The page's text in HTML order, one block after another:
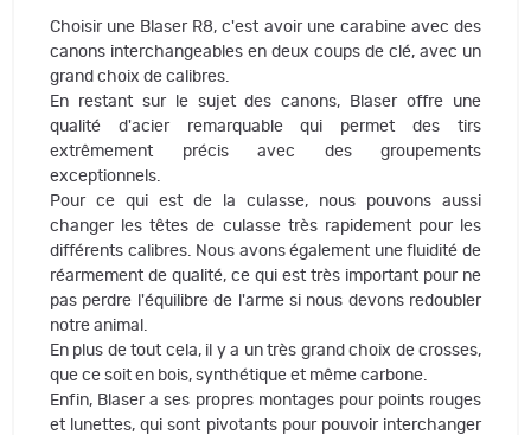
Choisir une Blaser R8, c'est avoir une carabine avec des
canons interchangeables en deux coups de clé, avec un
grand choix de calibres.
En restant sur le sujet des canons, Blaser offre une
qualité d'acier remarquable qui permet des tirs
extrêmement précis avec des groupements
exceptionnels.
Pour ce qui est de la culasse, nous pouvons aussi
changer les têtes de culasse très rapidement pour les
différents calibres. Nous avons également une fluidité de
réarmement de qualité, ce qui est très important pour ne
pas perdre l'équilibre de l'arme si nous devons redoubler
notre animal.
En plus de tout cela, il y a un très grand choix de crosses,
que ce soit en bois, synthétique et même carbone.
Enfin, Blaser a ses propres montages pour points rouges
et lunettes, qui sont pivotants pour pouvoir interchanger